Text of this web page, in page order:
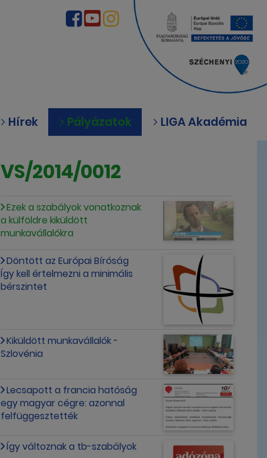
Hírek Pályázatok LIGA Akadémia
VS/2014/0012
Ezek a szabályok vonatkoznak
a külföldre kiküldött
munkavállalókra
Döntött az Európai Bíróság 
Így kell értelmezni a minimális
bérszintet
Kiküldött munkavállalók -
Szlovénia
Lecsapott a francia hatóság
egy magyar cégre: azonnal
felfüggesztették
Így változnak a tb-szabályok